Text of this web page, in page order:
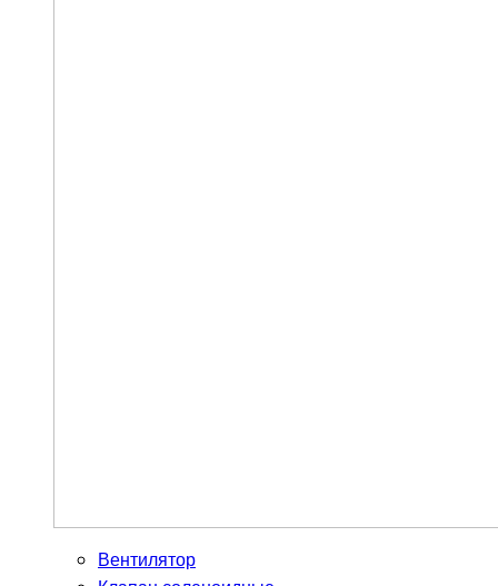
Вентилятор